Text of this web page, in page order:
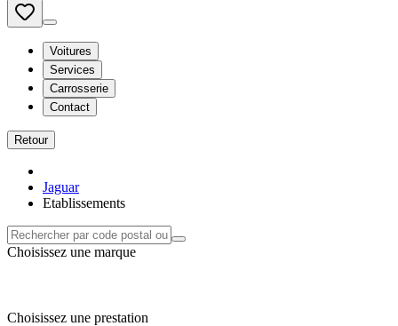
Voitures
Services
Carrosserie
Contact
Retour
Jaguar
Etablissements
Choisissez une marque
Choisissez une prestation